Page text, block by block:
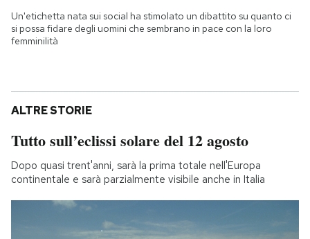
Un'etichetta nata sui social ha stimolato un dibattito su quanto ci
si possa fidare degli uomini che sembrano in pace con la loro
femminilità
ALTRE STORIE
Tutto sull’eclissi solare del 12 agosto
Dopo quasi trent'anni, sarà la prima totale nell'Europa
continentale e sarà parzialmente visibile anche in Italia